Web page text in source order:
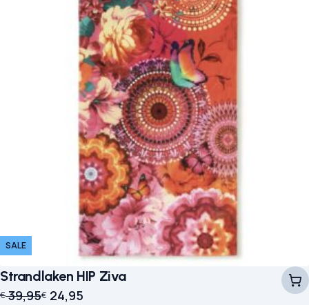
SALE
Strandlaken HIP Ziva
€39,95
Oorspronkelijke prijs was: € 39,95.
€ 24,95
Huidige prijs is: € 24,95.